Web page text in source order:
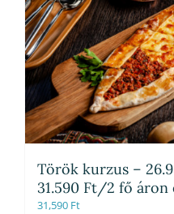
Török kurzus –
31.590 Ft/2 fő áron
31,590 Ft